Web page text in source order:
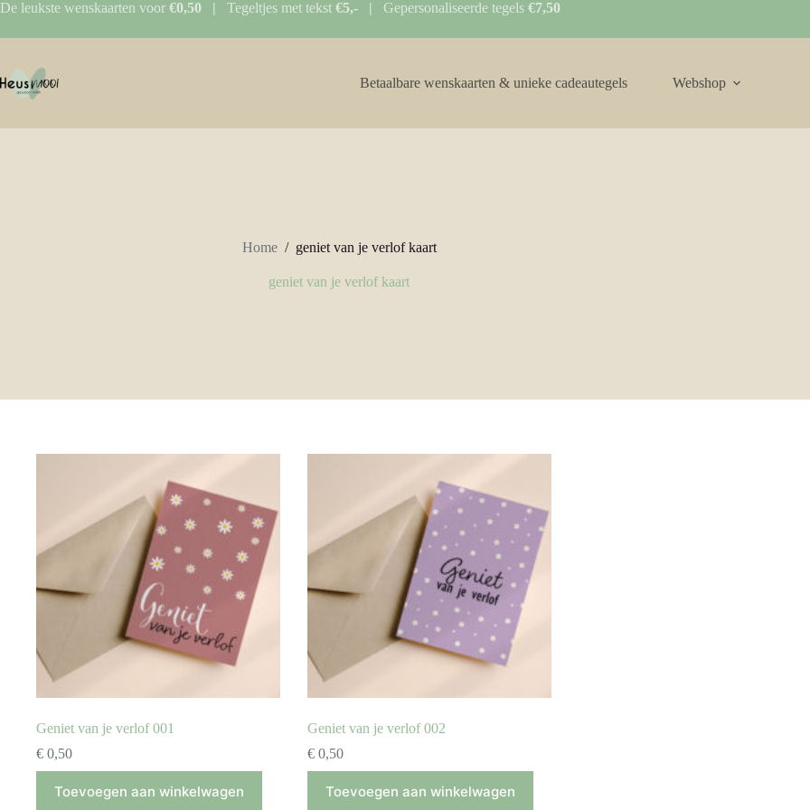
Ga
de
De leukste wenskaarten voor €0,50 | Tegeltjes met tekst €5,- | Gepersonaliseerde tegels €7,50
Betaalbare wenskaarten & unieke cadeautegels Webshop
Home / geniet van je verlof kaart
geniet van je verlof kaart
Geniet van je verlof 001
€ 0,50
Toevoegen aan winkelwagen
Geniet van je verlof 002
€0,50
Toevoegen aan winkelwagen